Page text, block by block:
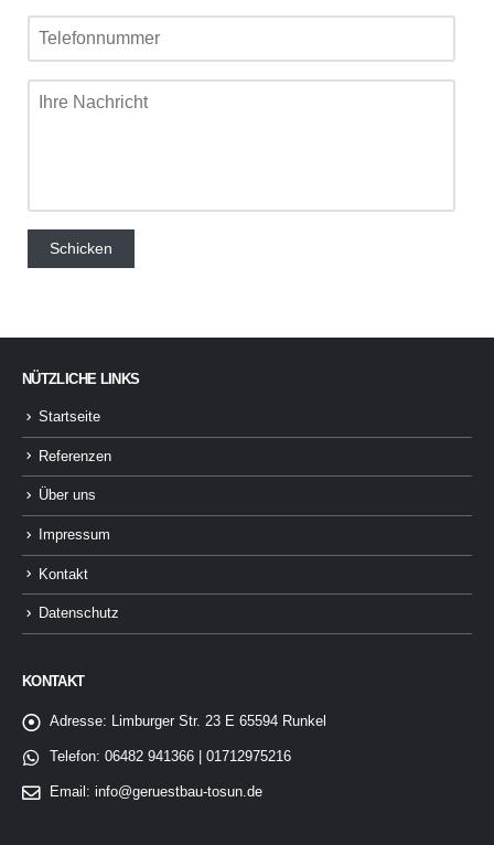
NÜTZLICHE LINKS
Startseite
Referenzen
Über uns
Impressum
Kontakt
Datenschutz
KONTAKT
Adresse: Limburger Str. 23 E 65594 Runkel
Telefon: 06482 941366 | 01712975216
Email: info@geruestbau-tosun.de